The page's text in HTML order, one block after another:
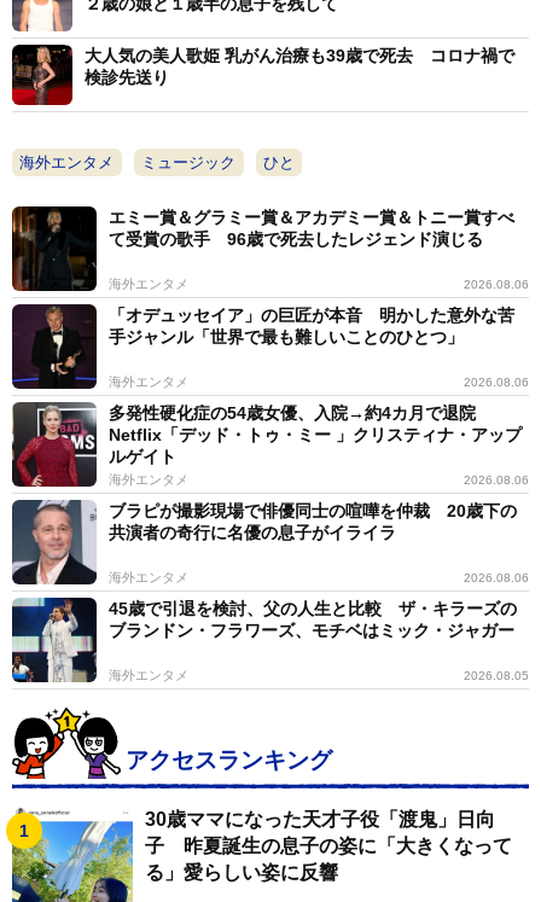
大人気の美人歌姫 乳がん治療も39歳で死去 コロナ禍で
検診先送り
海外エンタメ ミュージック ひと
エミー賞＆グラミー賞＆アカデミー賞＆トニー賞すべ
て受賞の歌手 96歳で死去したレジェンド演じる
海外エンタメ 2026.08.06
「オデュッセイア」の巨匠が本音 明かした意外な苦
手ジャンル「世界で最も難しいことのひとつ」
海外エンタメ 2026.08.06
多発性硬化症の54歳女優、入院→約4カ月で退院
Netflix「デッド・トゥ・ミー 」クリスティナ・アップ
ルゲイト
海外エンタメ 2026.08.06
ブラピが撮影現場で俳優同士の喧嘩を仲裁 20歳下の
共演者の奇行に名優の息子がイライラ
海外エンタメ 2026.08.06
45歳で引退を検討、父の人生と比較 ザ・キラーズの
ブランドン・フラワーズ、モチベはミック・ジャガー
海外エンタメ 2026.08.05
アクセスランキング
30歳ママになった天才子役「渡鬼」日向
子 昨夏誕生の息子の姿に「大きくなって
る」愛らしい姿に反響